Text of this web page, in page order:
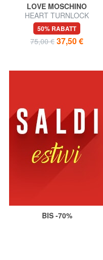
LOVE MOSCHINO
HEART TURNLOCK
Kartenetui / Münzbörse
50% RABATT
75,00 € 37,50 €
BIS -70%